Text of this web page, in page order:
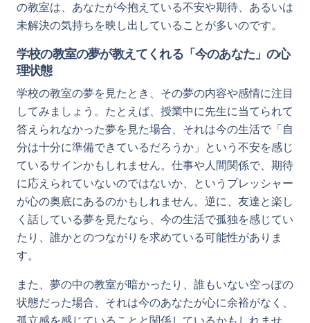
の教室は、あなたが今抱えている不安や期待、あるいは
未解決の気持ちを映し出していることが多いのです。
学校の教室の夢が教えてくれる「今のあなた」の心
理状態
学校の教室の夢を見たとき、その夢の内容や感情に注目
してみましょう。たとえば、授業中に先生に当てられて
答えられなかった夢を見た場合、それは今の生活で「自
分は十分に準備できているだろうか」という不安を感じ
ているサインかもしれません。仕事や人間関係で、期待
に応えられていないのではないか、というプレッシャー
が心の奥底にあるのかもしれません。逆に、友達と楽し
く話している夢を見たなら、今の生活で孤独を感じてい
たり、誰かとのつながりを求めている可能性がありま
す。
また、夢の中の教室が暗かったり、誰もいない空っぽの
状態だった場合、それは今のあなたが心に余裕がなく、